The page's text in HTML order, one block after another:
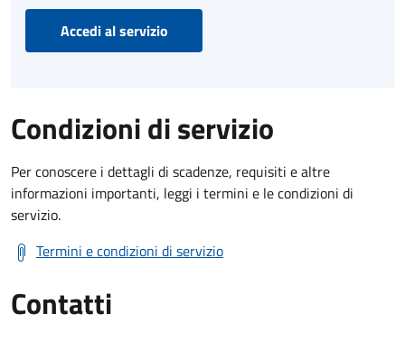
Accedi al servizio
Condizioni di servizio
Per conoscere i dettagli di scadenze, requisiti e altre
informazioni importanti, leggi i termini e le condizioni di
servizio.
Termini e condizioni di servizio
Contatti